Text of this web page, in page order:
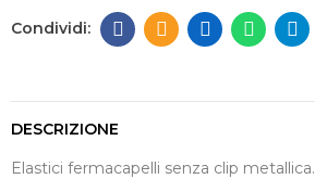
DESCRIZIONE
Elastici fermacapelli senza clip metallica.